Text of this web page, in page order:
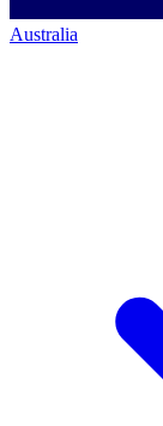
Australia